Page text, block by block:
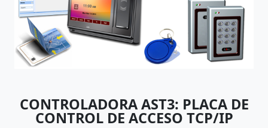
CONTROLADORA AST3: PLACA DE
CONTROL DE ACCESO TCP/IP